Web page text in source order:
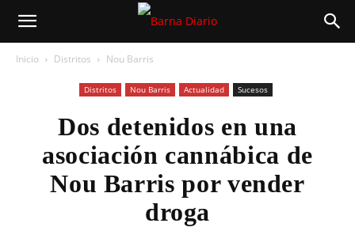
Inicio Distritos Nou Barris
Distritos Nou Barris Actualidad Sucesos
Dos detenidos en una
asociación cannábica de
Nou Barris por vender
droga